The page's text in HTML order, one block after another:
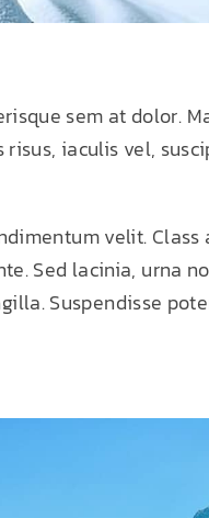
sem at dolor.
iaculis vel,
velit. Class
Sed lacinia, urna
Suspendisse